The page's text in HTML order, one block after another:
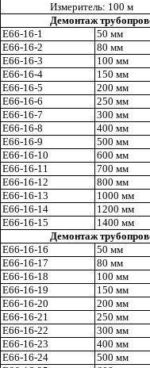
Измеритель: 100 м
Демонтаж
Е66-16-1 50 мм
Е66-16-2
80 мм
Е66-16-3
100 мм
Е66-16-4
150 мм
Е66-16-5
200 мм
Е66-16-6
250 мм
Е66-16-7 300 мм
Е66-16-8 400 мм
Е66-16-9
500 мм
Е66-16-10
600 мм
Е66-16-11
700 мм
Е66-16-12
800 мм
Е66-16-13
1000 мм
Е66-16-14
1200 мм
Е66-16-15
1400 мм
Демонтаж
Е66-16-16
50 мм
Е66-16-17
80 мм
Е66-16-18
100 мм
Е66-16-19
150 мм
Е66-16-20
200 мм
Е66-16-21
250 мм
Е66-16-22
300 мм
Е66-16-23
400 мм
Е66-16-24
500 мм